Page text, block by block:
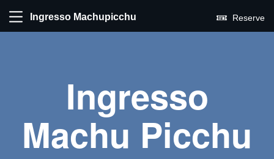
Ingresso Machupicchu Reserve
Ingresso
Machu Picchu